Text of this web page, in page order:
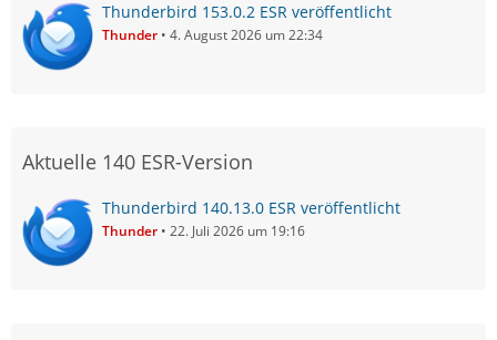
Thunderbird 153.0.2 ESR veröffentlicht
Thunder 4. August 2026 um 22:34
Aktuelle 140 ESR-Version
Thunderbird 140.13.0 ESR veröffentlicht
Thunder 22. Juli 2026 um 19:16